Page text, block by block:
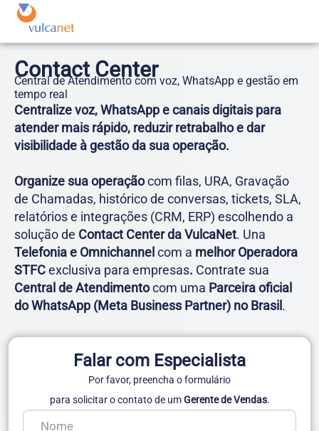
Contact Center
Central de Atendimento com voz, WhatsApp e gestão em
tempo real
Centralize voz, WhatsApp e canais digitais para
atender mais rápido, reduzir retrabalho e dar
visibilidade à gestão da sua operação.
Organize sua operaçãocom filas, URA, Gravação
de Chamadas, histórico de conversas, tickets, SLA,
relatórios e integrações (CRM, ERP) escolhendo a
solução de Contact Center da VulcaNet. Una
Telefonia e Omnichannel com a melhor Operadora
STFCexclusiva para empresas. Contrate sua
Central de Atendimentocom uma Parceira oficial
do WhatsApp (Meta Business Partner) no Brasil .
Falar com Especialista
Por favor, preencha o formulário
para solicitar o contato de umGerente de Vendas.